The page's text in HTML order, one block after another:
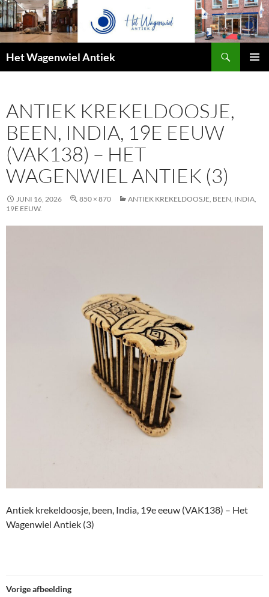
Het Wagenwiel Antiek
ANTIEK KREKELDOOSJE,
BEEN, INDIA, 19E EEUW
(VAK138) – HET
WAGENWIEL ANTIEK (3)
JUNI 16, 2026 850 × 870
ANTIEK KREKELDOOSJE, BEEN, INDIA,
19E EEUW.
Antiek krekeldoosje, been, India, 19e eeuw (VAK138) – Het
Wagenwiel Antiek (3)
Vorige afbeelding